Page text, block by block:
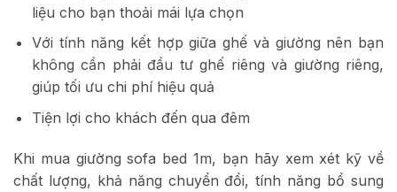
liệu cho bạn thoải mái lựa chọn
Với tính năng kết hợp giữa ghế và giường nên bạn
không cần phải đầu tư ghế riêng và giường riêng,
giúp tối ưu chi phí hiệu quả
Tiện lợi cho khách đến qua đêm
Khi mua giường sofa bed 1m, bạn hãy xem xét kỹ về
chất lượng, khả năng chuyển đổi, tính năng bổ sung